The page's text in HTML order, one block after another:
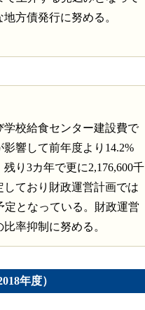
方債発行に努める。
校給食センター建設費で
響して前年度より14.2%
り3カ年で更に2,176,600千
しており財政運営計画では
定となっている。財政運営
率抑制に努める。
年度）